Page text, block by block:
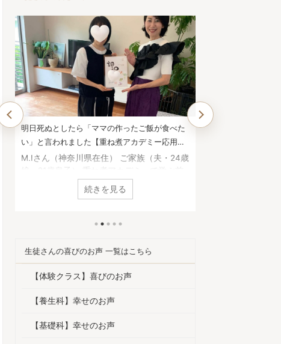
他では学べない、一生役に立つ面白い講義内容
でした。【重ね煮アカデミー基礎科生徒さんの
お声】
Y.Mさん（静岡県在住） 基礎科へ進もうと
思った理由は何ですか？ 養生科がとても面
白かったので、続けようと思いました。1年
を通して、四季折々の重ね煮を習いたかっ
とは何ですか？ 足し算の考え方を学べたこ
手当について。 どれも大切な知恵ですが、
白い講義内容でした。 ご家庭やご自身にど
と、以前の状態を忘れてしまいますね。 1年
続きを見る
生徒さんの喜びのお声 一覧はこちら
【体験クラス】喜びのお声
【養生科】幸せのお声
【基礎科】幸せのお声